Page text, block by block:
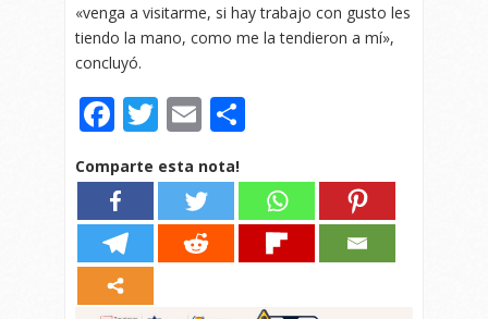
«venga a visitarme, si hay trabajo con gusto les
tiendo la mano, como me la tendieron a mí»,
concluyó.
Facebook
Twitter
Email
Comparte esta nota!